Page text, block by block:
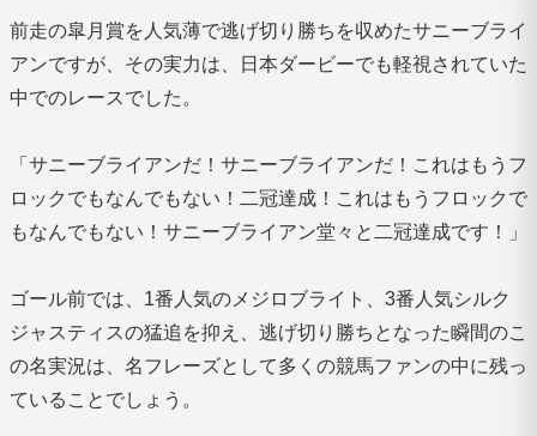
前走の皐月賞を人気薄で逃げ切り勝ちを収めたサニーブライ
アンですが、その実力は、日本ダービーでも軽視されていた
中でのレースでした。
「サニーブライアンだ！サニーブライアンだ！これはもうフ
ロックでもなんでもない！二冠達成！これはもうフロックで
もなんでもない！サニーブライアン堂々と二冠達成です！」
ゴール前では、1番人気のメジロブライト、3番人気シルク
ジャスティスの猛追を抑え、逃げ切り勝ちとなった瞬間のこ
の名実況は、名フレーズとして多くの競馬ファンの中に残っ
ていることでしょう。